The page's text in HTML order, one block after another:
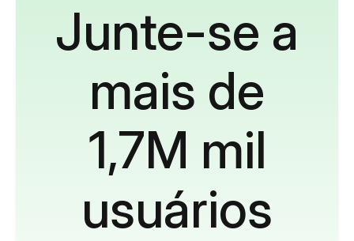
Junte-se a
mais de
1,7M mil
usuários